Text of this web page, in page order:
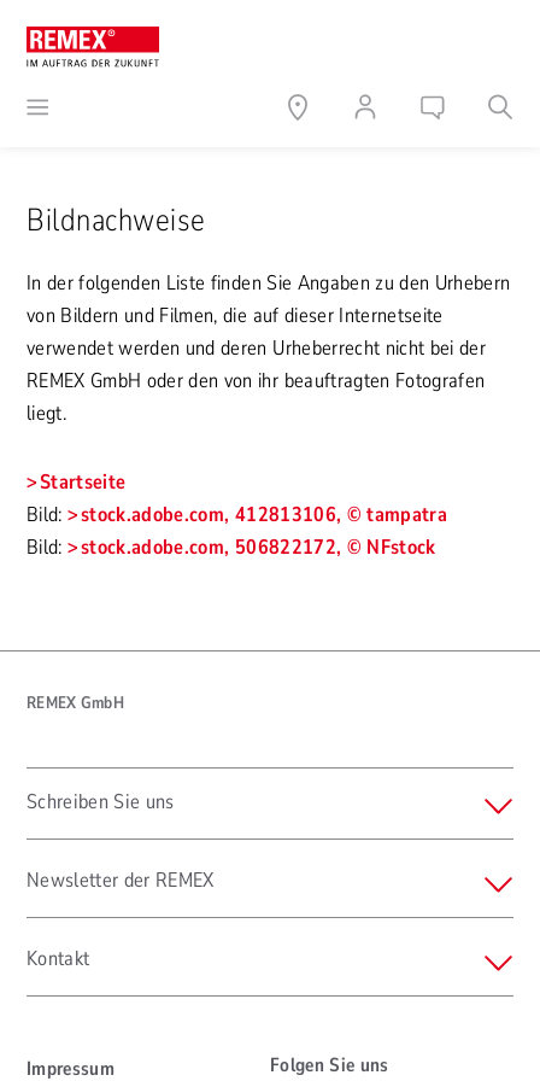
Bildnachweise
In der folgenden Liste finden Sie Angaben zu den Urhebern
von Bildern und Filmen, die auf dieser Internetseite
verwendet werden und deren Urheberrecht nicht bei der
REMEX GmbH oder den von ihr beauftragten Fotografen
liegt.
Startseite
Bild: stock.adobe.com, 412813106, © tampatra
Bild: stock.adobe.com, 506822172, © NFstock
REMEX GmbH
Schreiben Sie uns
Newsletter der REMEX
Kontakt
Impressum Folgen Sie uns